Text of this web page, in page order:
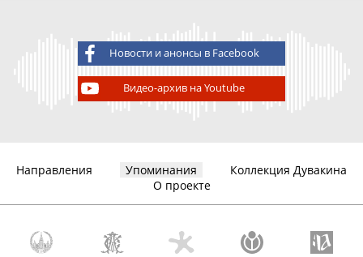
Новости и анонсы в Facebook
Видео-архив на Youtube
Направления Упоминания
Коллекция Дувакина
О проекте